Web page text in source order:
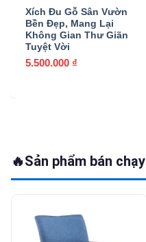
Xích Đu Gỗ Sân Vườn
Bền Đẹp, Mang Lại
Không Gian Thư Giãn
Tuyệt Vời
5.500.000 ₫
🔥Sản phẩm bán chạy